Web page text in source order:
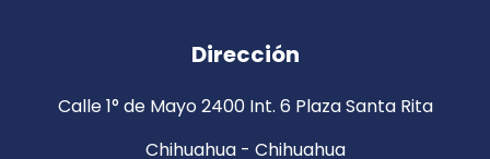
Dirección
Calle 1° de Mayo 2400 Int. 6 Plaza Santa Rita
Chihuahua - Chihuahua